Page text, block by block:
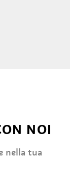
NOI
nella tua